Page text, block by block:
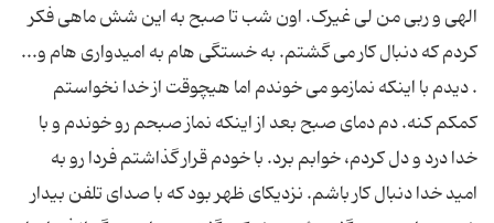
الهی و ربی من لی غیرک. اون شب تا صبح به این شش ماهی فکر
کردم که دنبال کار می گشتم. به خستگی هام به امیدواری هام و...
. دیدم با اینکه نمازمو می خوندم اما هیچوقت از خدا نخواستم
کمکم کنه. دم دمای صبح بعد از اینکه نماز صبحم رو خوندم و با
خدا درد و دل کردم، خوابم برد. با خودم قرار گذاشتم فردا رو به
امید خدا دنبال کار باشم. نزدیکای ظهر بود که با صدای تلفن بیدار